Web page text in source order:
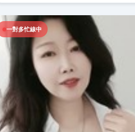
一對多忙線中